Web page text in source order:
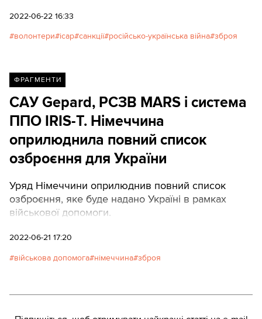
Робота майстрів, які ремонтують зламані оптичні
українським воїнам, допомагає вбивати
“Ремонт оптичного прицілу Yukon Jager 3-12x56.
Він був у прямому сенсі під землею, залитий
повністю водою", — звітує Вектор-оптична
лабораторія на своїй сторінці у фейсбуку.
2022-06-22 16:33
волонтери ісар санкції російсько-українська війна зброя
ФРАГМЕНТИ
САУ Gepard, РСЗВ MARS і система
ППО IRIS-T. Німеччина
оприлюднила повний список
озброєння для України
Уряд Німеччини оприлюднив повний список
озброєння, яке буде надано Україні в рамках
військової допомоги.
2022-06-21 17:20
військова допомога німеччина зброя